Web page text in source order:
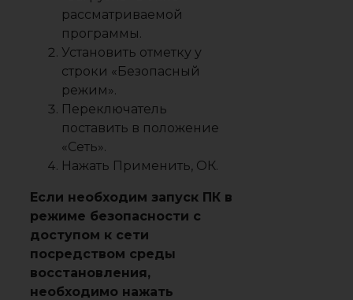
рассматриваемой
программы.
Установить отметку у
строки «Безопасный
режим».
Переключатель
поставить в положение
«Сеть».
Нажать Применить, ОК.
Если необходим запуск ПК в
режиме безопасности с
доступом к сети
посредством среды
восстановления,
необходимо нажать